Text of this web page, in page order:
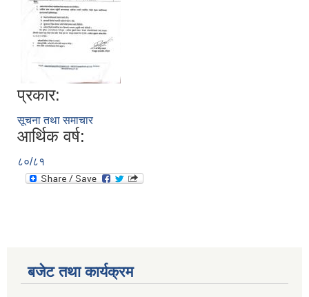
प्रकार:
सूचना तथा समाचार
आर्थिक वर्ष:
८०/८१
बजेट तथा कार्यक्रम